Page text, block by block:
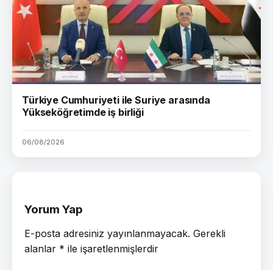
Türkiye Cumhuriyeti ile Suriye arasında
Yükseköğretimde iş birliği
06/08/2026
Yorum Yap
E-posta adresiniz yayınlanmayacak. Gerekli
alanlar * ile işaretlenmişlerdir